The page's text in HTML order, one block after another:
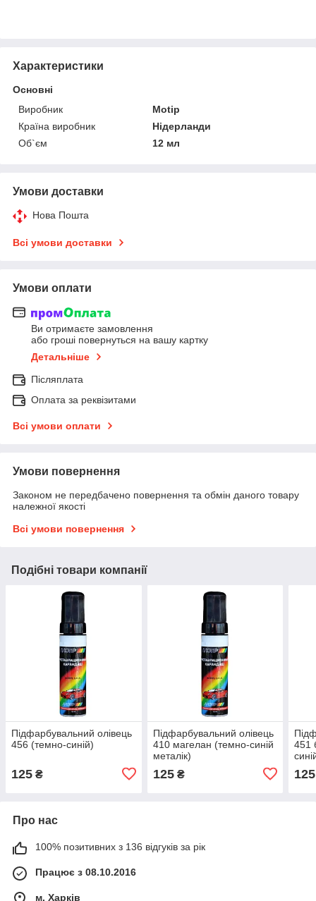
Характеристики
Основні
Виробник
Motip
Країна виробник
Нідерланди
Об`єм
12 мл
Умови доставки
Нова Пошта
Всі умови доставки
Умови оплати
Ви отримаєте замовлення
або гроші повернуться на вашу картку
Детальніше
Післяплата
Оплата за реквізитами
Всі умови оплати
Умови повернення
Законом не передбачено повернення та обмін даного товару
належної якості
Всі умови повернення
Подібні товари компанії
Підфарбувальний олівець
456 (темно-синій)
125 ₴
Підфарбувальний олівець
410 магелан (темно-синій
металік)
125₴
451
125
Про нас
100% позитивних з 136 відгуків за рік
Працює з 08.10.2016
м. Харків